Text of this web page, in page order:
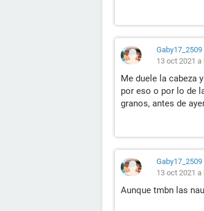
Gaby17_2509
13 oct 2021 a
Me duele la cabeza
por eso o por lo de
granos, antes de
Gaby17_2509
13 oct 2021 a
Aunque tmbn las